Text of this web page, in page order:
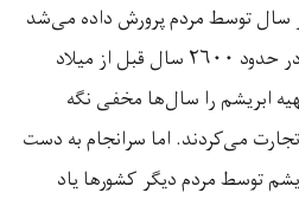
سال توسط مردم پرورش داده می‌شد
حدود ۲۶۰۰ سال قبل از میلاد
ابریشم را سال‌ها مخفی نگه
تجارت می‌کردند. اما سرانجام به دست
توسط مردم دیگر کشورها یاد